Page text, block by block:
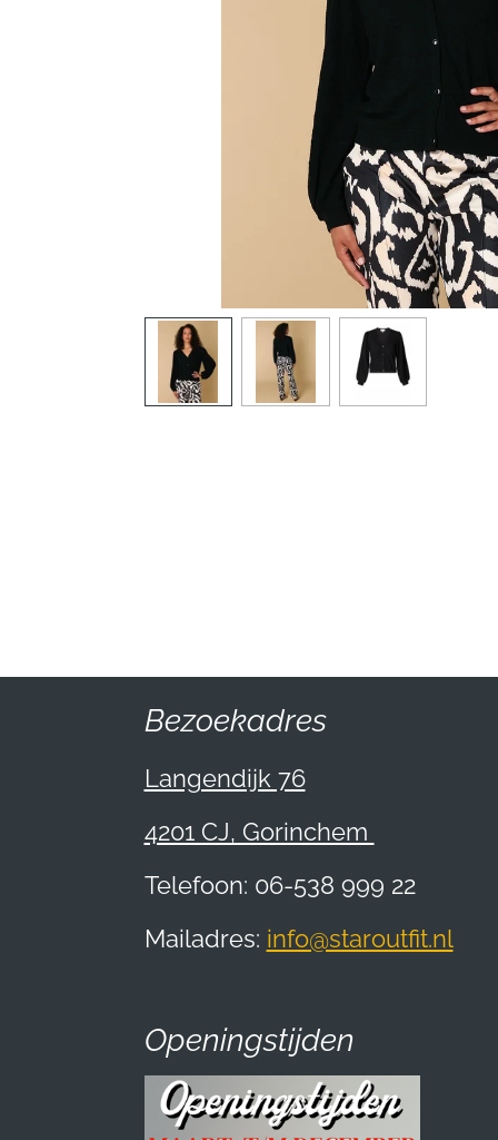
Bezoekadres
Langendijk 76
4201 CJ, Gorinchem
Telefoon: 06-538 999 22
Mailadres: info@staroutfit.nl
Openingstijden